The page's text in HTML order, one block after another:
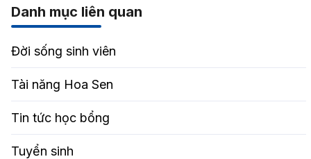
Danh mục liên quan
Đời sống sinh viên
Tài năng Hoa Sen
Tin tức học bổng
Tuyển sinh